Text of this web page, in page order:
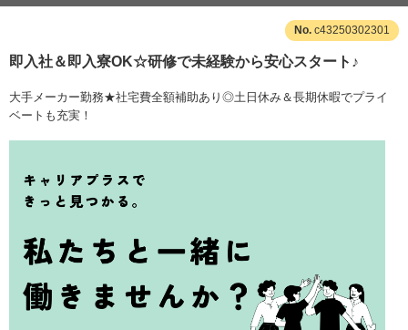
c43250302301
即入社＆即入寮OK☆研修で未経験から安心スタート♪
大手メーカー勤務★社宅費全額補助あり◎土日休み＆長期休暇でプライ
ベートも充実！